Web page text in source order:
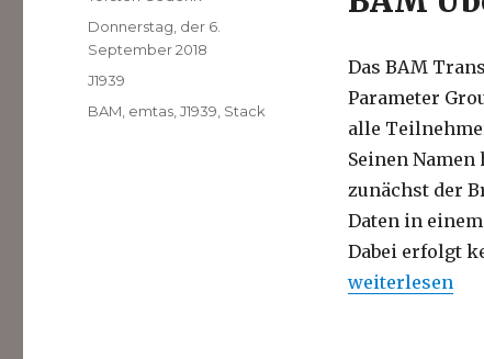
Das BAM
Parameter
alle
Seinen
zunächst der
Daten in
Dabei erfolgt
„BAM: J1939
weiterlesen
Veröffentlicht
am
Donnerstag, der 6.
September 2018
Kategorien
J1939
Schlagwörter
BAM emtas ,J1939 Stack